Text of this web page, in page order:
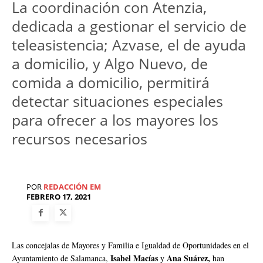
La coordinación con Atenzia,
dedicada a gestionar el servicio de
teleasistencia; Azvase, el de ayuda
a domicilio, y Algo Nuevo, de
comida a domicilio, permitirá
detectar situaciones especiales
para ofrecer a los mayores los
recursos necesarios
POR REDACCIÓN EM
FEBRERO 17, 2021
Las concejalas de Mayores y Familia e Igualdad de Oportunidades en el
Ayuntamiento de Salamanca, Isabel Macías y Ana Suárez, han